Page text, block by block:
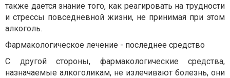
также дается знание того, как реагировать на трудности
и стрессы повседневной жизни, не принимая при этом
алкоголь.
Фармакологическое лечение - последнее средство
С другой стороны, фармакологические средства,
назначаемые алкоголикам, не излечивают болезнь, они